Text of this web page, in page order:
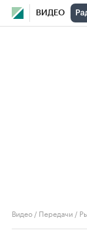
ВИДЕО
Видео / Передачи /